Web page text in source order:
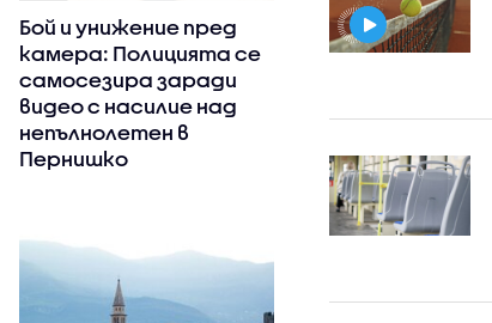
Бой и унижение пред
камера: Полицията се
самосезира заради
видео с насилие над
непълнолетен в
Пернишко